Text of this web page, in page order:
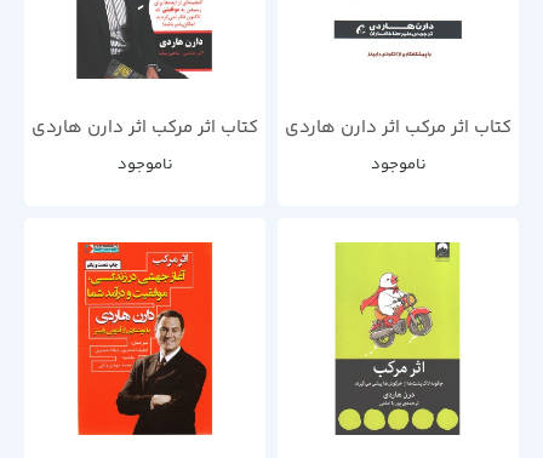
کتاب اثر مرکب اثر دارن هاردی
ناموجود
کتاب اثر مرکب اثر دارن هاردی
ناموجود